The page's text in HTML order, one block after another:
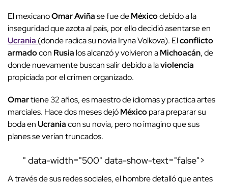
El mexicanoOmar Aviñase fue deMéxicodebido a la
inseguridad que azota al país, por ello decidió asentarse en
Ucrania (donde radica su novia Iryna Volkova). Elconflicto
armadocon Rusia los alcanzó y volvieron aMichoacán, de
donde nuevamente buscan salir debido a laviolencia
propiciada por el crimen organizado.
Omartiene 32 años, es maestro de idiomas y practica artes
marciales. Hace dos meses dejóMéxicopara preparar su
boda enUcraniacon su novia, pero no imagino que sus
planes se verían truncados.
" data-width="500" data-show-text="false">
A través de sus redes sociales, el hombre detalló que antes